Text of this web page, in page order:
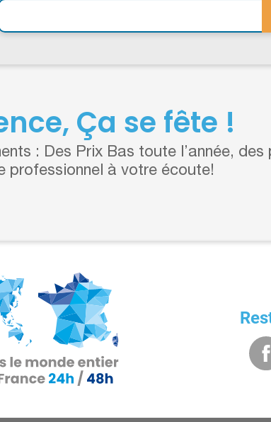
Ça se fête !
: Des Prix Bas toute l’année,
professionnel à votre écoute!